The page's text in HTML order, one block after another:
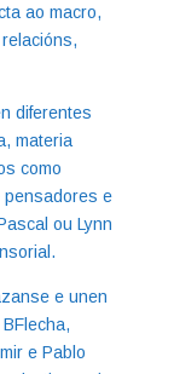
ao macro,
diferentes
materia
como
pensadores e
ou Lynn
e unen
e Pablo